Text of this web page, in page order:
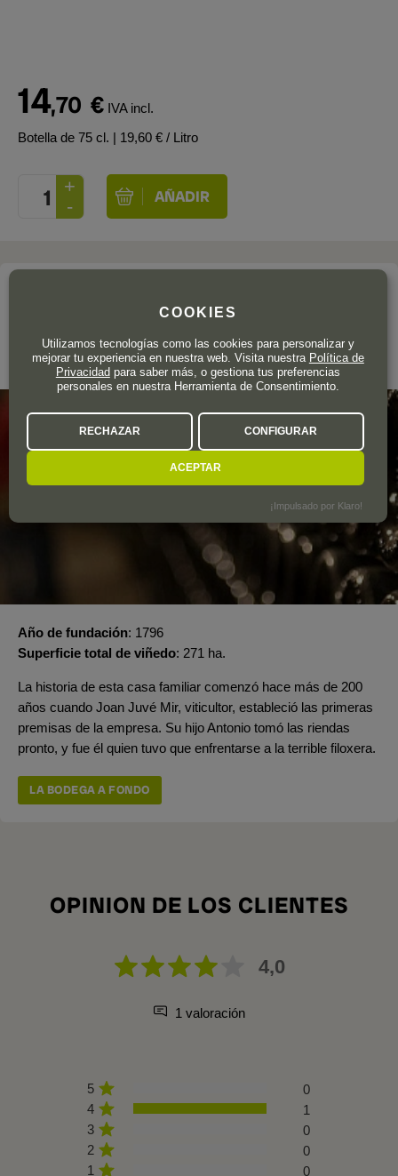
14,70 € IVA incl.
Botella de 75 cl. | 19,60 € / Litro
JUVÉ & CAMPS
Corpinnat
Año de fundación 1796
Superficie total de viñedo 271 ha.
La historia de esta casa familiar comenzó hace más de 200
años cuando Joan Juvé Mir, viticultor, estableció las primeras
premisas de la empresa. Su hijo Antonio tomó las riendas
pronto, y fue él quien tuvo que enfrentarse a la terrible filoxera.
LA BODEGA A FONDO
OPINION DE LOS CLIENTES
4,0
1 valoración
5
0
4
1
3
0
2
0
1
0
COOKIES
Utilizamos tecnologías como las cookies para personalizar y
mejorar tu experiencia en nuestra web. Visita nuestra Política de
Privacidadpara saber más, o gestiona tus preferencias
personales en nuestra Herramienta de Consentimiento.
RECHAZAR CONFIGURAR
ACEPTAR
¡Impulsado por Klaro!